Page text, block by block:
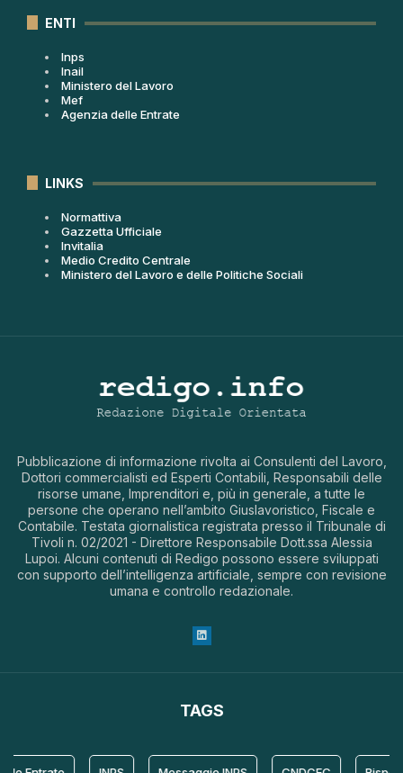
ENTI
Inps
Inail
Ministero del Lavoro
Mef
Agenzia delle Entrate
LINKS
Normattiva
Gazzetta Ufficiale
Invitalia
Medio Credito Centrale
Ministero del Lavoro e delle Politiche Sociali
Pubblicazione di informazione rivolta ai Consulenti del Lavoro,
Dottori commercialisti ed Esperti Contabili, Responsabili delle
risorse umane, Imprenditori e, più in generale, a tutte le
persone che operano nell’ambito Giuslavoristico, Fiscale e
Contabile. Testata giornalistica registrata presso il Tribunale di
Tivoli n. 02/2021 - Direttore Responsabile Dott.ssa Alessia
Lupoi. Alcuni contenuti di Redigo possono essere sviluppati
con supporto dell’intelligenza artificiale, sempre con revisione
umana e controllo redazionale.
TAGS